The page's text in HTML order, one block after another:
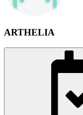
ARTHELIA